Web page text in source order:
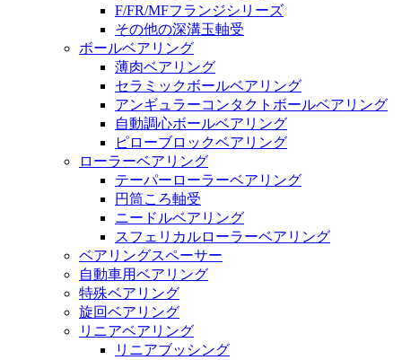
F/FR/MFフランジシリーズ
その他の深溝玉軸受
ボールベアリング
薄肉ベアリング
セラミックボールベアリング
アンギュラーコンタクトボールベアリング
自動調心ボールベアリング
ピローブロックベアリング
ローラーベアリング
テーパーローラーベアリング
円筒ころ軸受
ニードルベアリング
スフェリカルローラーベアリング
ベアリングスペーサー
自動車用ベアリング
特殊ベアリング
旋回ベアリング
リニアベアリング
リニアブッシング